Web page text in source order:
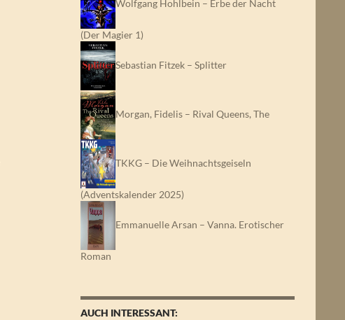
Wolfgang Hohlbein – Erbe der Nacht
(Der Magier 1)
Sebastian Fitzek – Splitter
Morgan, Fidelis – Rival Queens, The
TKKG – Die Weihnachtsgeiseln
(Adventskalender 2025)
Emmanuelle Arsan – Vanna. Erotischer
Roman
AUCH INTERESSANT: